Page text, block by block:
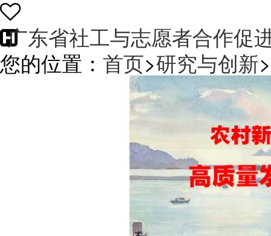
广东省社工与志愿者合作促
您的位置： 首页>研究与创新>